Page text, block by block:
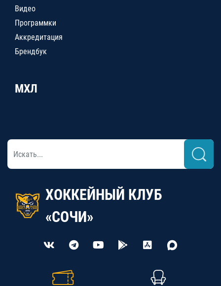
Видео
Программки
Аккредитация
Брендбук
МХЛ
ХОККЕЙНЫЙ КЛУБ
«СОЧИ»